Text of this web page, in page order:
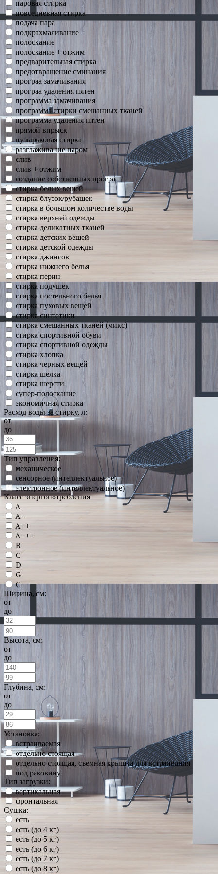
паровая стирка
повседневная стирка
подача пара
подкрахмаливание
полоскание
полоскание + отжим
предварительная стирка
предотвращение сминания
програа замачивания
програа удаления пятен
программа замачивания
программа стирки смешанных тканей
программа удаления пятен
прямой впрыск
пузырьковая стирка
разглаживание паром
слив
слив + отжим
создание собственных програ
стирка белых вещей
стирка блузок/рубашек
стирка в большом количестве воды
стирка верхней одежды
стирка деликатных тканей
стирка детских вещей
стирка детской одежды
стирка джинсов
стирка нижнего белья
стирка перин
стирка подушек
стирка постельного белья
стирка пуховых вещей
стирка синтетики
стирка смешанных тканей (микс)
стирка спортивной обуви
стирка спортивной одежды
стирка хлопка
стирка черных вещей
стирка шелка
стирка шерсти
супер-полоскание
экономичная стирка
Расход воды за стирку, л:
от
до
Тип управления:
механическое
сенсорное (интеллектуальное)
электронное (интеллектуальное)
Класс энергопотребления:
A
A+
A++
A+++
B
C
D
G
С
Ширина, см:
от
до
Высота, см:
от
до
Глубина, см:
от
до
Установка:
встраиваемая
отдельно стоящая
отдельно стоящая, съемная крышка для встраивания
под раковину
Тип загрузки:
вертикальная
фронтальная
Сушка:
есть
есть (до 4 кг)
есть (до 5 кг)
есть (до 6 кг)
есть (до 7 кг)
есть (до 8 кг)